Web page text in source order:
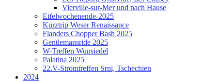
Vierville-sur-Mer und nach Hause
Eifelwochenende-2025
Kurztrip Weser Renaissance
Flanders Chopper Bash 2025
Gentlemansride 2025
W-Treffen Wunsiedel
Palatina 2025
22.V-Stromtreffen Srni, Tschechien
2024